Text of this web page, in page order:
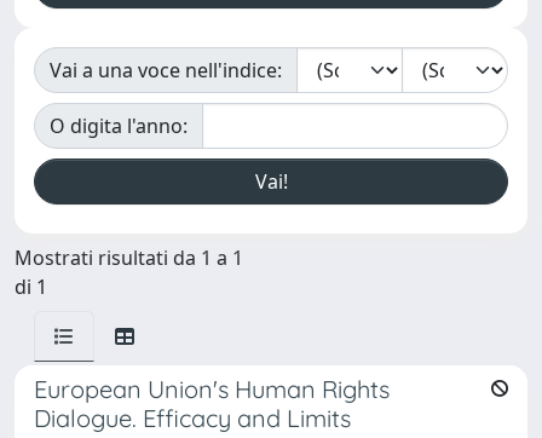
Vai a una voce nell'indice:
O digita l'anno:
Mostrati risultati da 1 a 1
di 1
European Union's Human Rights
Dialogue. Efficacy and Limits